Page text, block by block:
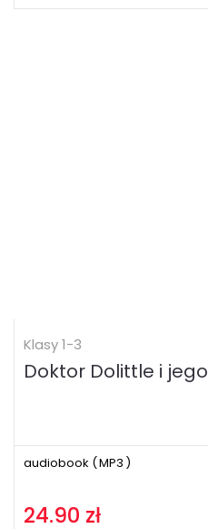
Klasy 1-3
Doktor Dolittle i
audiobook (MP3 )
24.90 zł